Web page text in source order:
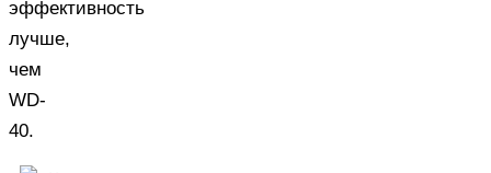
эффективность
лучше,
чем
WD-
40.